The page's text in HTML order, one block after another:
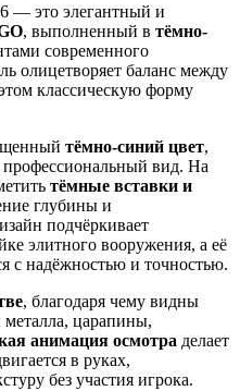
— это элегантный и
, выполненный в тёмно-
современного
олицетворяет баланс между
классическую форму
тёмно-синий цвет,
профессиональный вид. На
тёмные вставки и
глубины и
подчёркивает
элитного вооружения, а её
с надёжностью и точностью.
, благодаря чему видны
царапины,
анимация осмотра делает
в руках,
без участия игрока.